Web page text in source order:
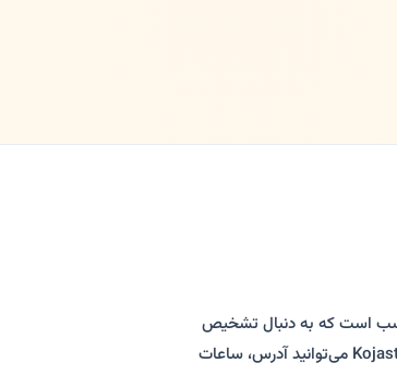
است که به دنبال تشخیص
داخلی، درمان فشار خون، بررسی دیابت، چکاپ و پیگیری پس از درمان هستند. در Kojast.de می‌توانید آدرس، ساعات